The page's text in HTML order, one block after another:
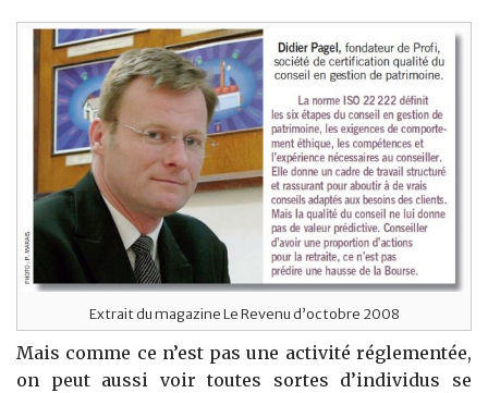
Extrait du magazine Le Revenu d’octobre 2008
Mais comme ce n’est pas une activité réglementée,
on peut aussi voir toutes sortes d’individus se